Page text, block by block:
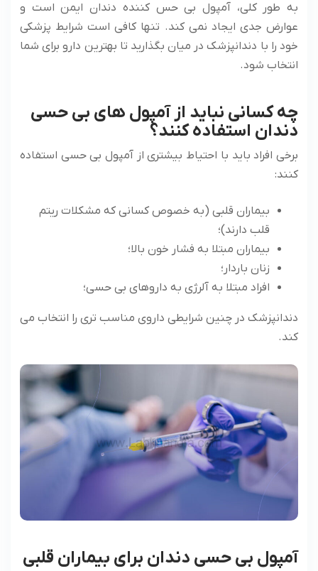
به طور کلی، آمپول بی حس کننده دندان ایمن است و
عوارض جدی ایجاد نمی‌ کند. تنها کافی است شرایط پزشکی
خود را با دندانپزشک در میان بگذارید تا بهترین دارو برای شما
انتخاب شود.
چه کسانی نباید از آمپول‌ های بی حسی
دندان استفاده کنند؟
برخی افراد باید با احتیاط بیشتری از آمپول بی حسی استفاده
کنند:
بیماران قلبی (به خصوص کسانی که مشکلات ریتم
قلب دارند)؛
بیماران مبتلا به فشار خون بالا؛
زنان باردار؛
افراد مبتلا به آلرژی به داروهای بی حسی؛
دندانپزشک در چنین شرایطی داروی مناسب‌ تری را انتخاب می
‌کند.
آمپول بی حسی دندان برای بیماران قلبی